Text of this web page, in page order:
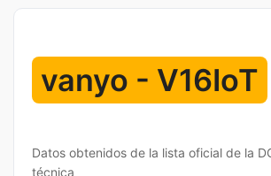
vanyo - V16IoT
Datos obtenidos de la lista oficial de la
técnica